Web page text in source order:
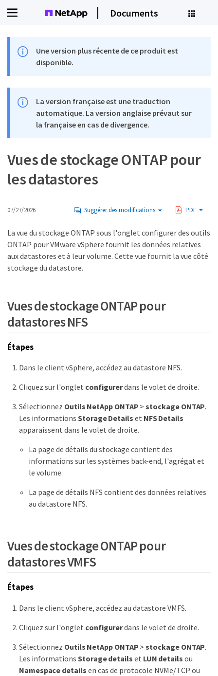
Documents
Une version plus récente de ce produit est
disponible.
La version française est une traduction
automatique. La version anglaise prévaut sur
la française en cas de divergence.
Vues de stockage ONTAP pour
les datastores
07/27/2026 Suggérer des modifications PDF
La vue du stockage ONTAP sous l'onglet configurer des outils
ONTAP pour VMware vSphere fournit les données relatives
aux datastores et à leur volume. Cette vue fournit la vue côté
stockage du datastore.
Vues de stockage ONTAP pour
datastores NFS
Étapes
Dans le client vSphere, accédez au datastore NFS.
Cliquez sur l'onglet configurerdans le volet de droite.
Sélectionnez Outils NetApp ONTAP >stockage ONTAP.
Les informations Storage Details et NFS Details
apparaissent dans le volet de droite.
La page de détails du stockage contient des
informations sur les systèmes back-end, l'agrégat et
le volume.
La page de détails NFS contient des données relatives
au datastore NFS.
Vues de stockage ONTAP pour
datastores VMFS
Étapes
Dans le client vSphere, accédez au datastore VMFS.
Cliquez sur l'onglet configurerdans le volet de droite.
Sélectionnez Outils NetApp ONTAP >stockage ONTAP.
Les informations Storage details et LUN details ou
Namespace details en cas de protocole NVMe/TCP ou